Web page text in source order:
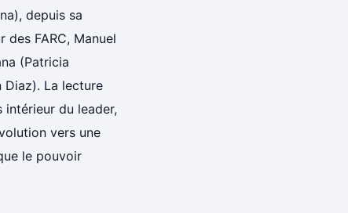
depuis sa
FARC, Manuel
(Patricia
Diaz). La lecture
intérieur du leader,
vers une
le pouvoir